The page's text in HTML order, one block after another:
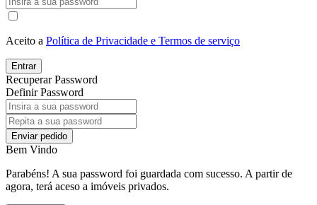
Aceito a Política de Privacidade e Termos de serviço
Entrar
Recuperar Password
Definir Password
Enviar pedido
Bem Vindo
Parabéns! A sua password foi guardada com sucesso. A partir de
agora, terá aceso a imóveis privados.